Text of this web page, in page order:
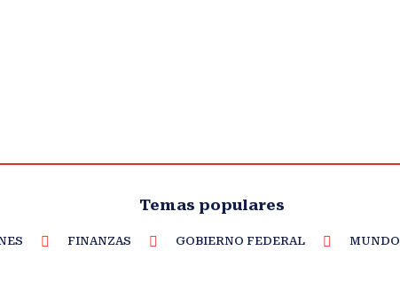
Temas populares
FINANZAS GOBIERNO FEDERAL MUNDO